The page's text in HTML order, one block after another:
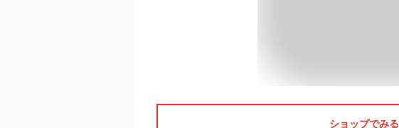
ショップでみる